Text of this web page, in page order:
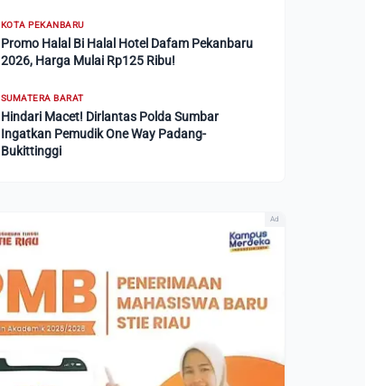
KOTA PEKANBARU
Promo Halal Bi Halal Hotel Dafam Pekanbaru
2026, Harga Mulai Rp125 Ribu!
SUMATERA BARAT
Hindari Macet! Dirlantas Polda Sumbar
Ingatkan Pemudik One Way Padang-
Bukittinggi
Ad